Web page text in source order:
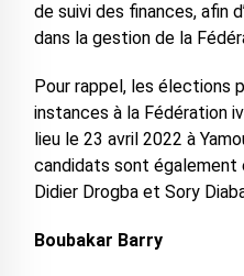
de suivi des finances, afin
dans la gestion de la
Pour rappel, les élections
instances à la Fédération
lieu le 23 avril 2022 à
candidats sont également
Didier Drogba et Sory
Boubakar Barry